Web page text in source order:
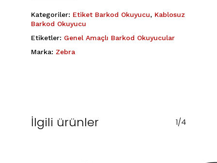
Kategoriler: Etiket Barkod Okuyucu, Kablosuz
Barkod Okuyucu
Etiketler: Genel Amaçlı Barkod Okuyucular
Marka: Zebra
İlgili ürünler 1/4